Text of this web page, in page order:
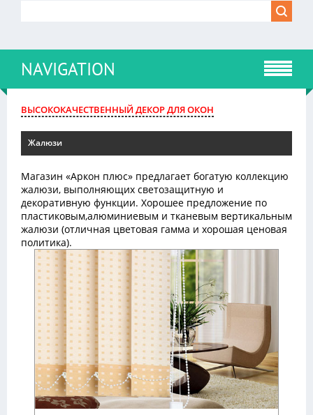
NAVIGATION
ВЫСОКОКАЧЕСТВЕННЫЙ ДЕКОР ДЛЯ ОКОН
Жалюзи
Магазин «Аркон плюс» предлагает богатую коллекцию
жалюзи, выполняющих светозащитную и
декоративную функции. Хорошее предложение по
пластиковым,алюминиевым и тканевым вертикальным
жалюзи (отличная цветовая гамма и хорошая ценовая
политика).